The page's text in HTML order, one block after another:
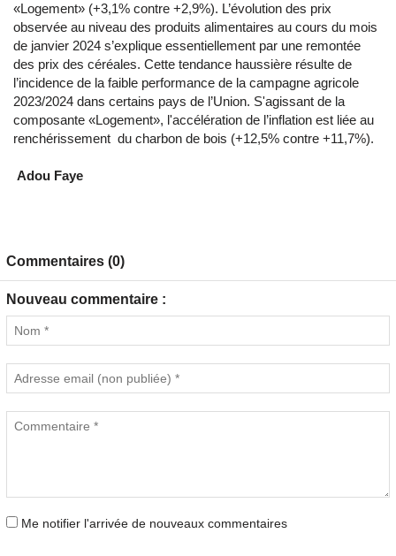
«Logement» (+3,1% contre +2,9%). L’évolution des prix
observée au niveau des produits alimentaires au cours du mois
de janvier 2024 s’explique essentiellement par une remontée
des prix des céréales. Cette tendance haussière résulte de
l’incidence de la faible performance de la campagne agricole
2023/2024 dans certains pays de l’Union. S'agissant de la
composante «Logement», l'accélération de l’inflation est liée au
renchérissement du charbon de bois (+12,5% contre +11,7%).
Adou Faye
Commentaires (0)
Nouveau commentaire :
Me notifier l'arrivée de nouveaux commentaires